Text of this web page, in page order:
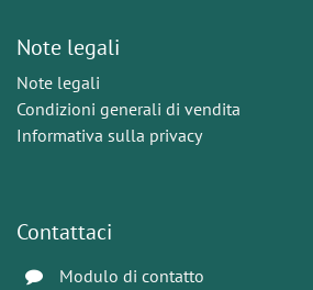
Note legali
Note legali
Condizioni generali di vendita
Informativa sulla privacy
Contattaci
Modulo di contatto